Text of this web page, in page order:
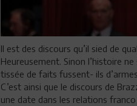
Il est des discours qu’il sied de
Heureusement. Sinon l’histoire
tissée de faits fussent- ils
C’est ainsi que le discours de
une date dans les relations